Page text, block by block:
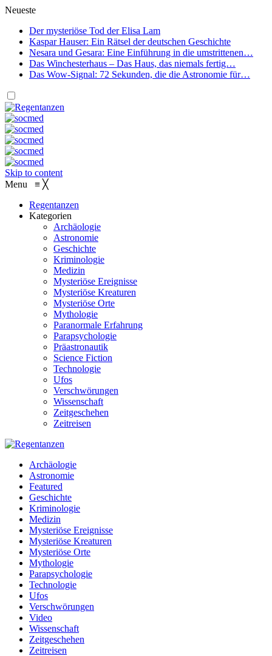
Neueste
Der mysteriöse Tod der Elisa Lam
Kaspar Hauser: Ein Rätsel der deutschen Geschichte
Nesara und Gesara: Eine Einführung in die umstrittenen…
Das Winchesterhaus – Das Haus, das niemals fertig…
Das Wow-Signal: 72 Sekunden, die die Astronomie für…
Skip to content
Menu ≡ ╳
Regentanzen
Kategorien
Archäologie
Astronomie
Geschichte
Kriminologie
Medizin
Mysteriöse Ereignisse
Mysteriöse Kreaturen
Mysteriöse Orte
Mythologie
Paranormale Erfahrung
Parapsychologie
Präastronautik
Science Fiction
Technologie
Ufos
Verschwörungen
Wissenschaft
Zeitgeschehen
Zeitreisen
Archäologie
Astronomie
Featured
Geschichte
Kriminologie
Medizin
Mysteriöse Ereignisse
Mysteriöse Kreaturen
Mysteriöse Orte
Mythologie
Parapsychologie
Technologie
Ufos
Verschwörungen
Video
Wissenschaft
Zeitgeschehen
Zeitreisen